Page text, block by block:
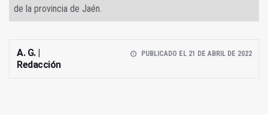
de la provincia de Jaén.
A. G. |
Redacción
PUBLICADO EL 21 DE ABRIL DE 2022